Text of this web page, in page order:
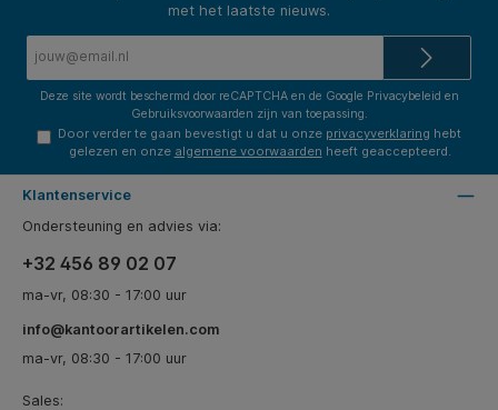
met het laatste nieuws.
Deze site wordt beschermd door reCAPTCHA en de Google Privacybeleid en
Gebruiksvoorwaarden zijn van toepassing.
Door verder te gaan bevestigt u dat u onze privacyverklaring hebt
gelezen en onze algemene voorwaarden heeft geaccepteerd.
Klantenservice
Ondersteuning en advies via:
+32 456 89 02 07
ma-vr, 08:30 - 17:00 uur
info@kantoorartikelen.com
ma-vr, 08:30 - 17:00 uur
Sales: